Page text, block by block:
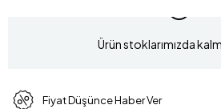
Ürün stoklarımızda
Fiyat Düşünce Haber Ver